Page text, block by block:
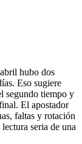
hubo dos
Eso sugiere
segundo tiempo y
El apostador
faltas y rotación
seria de una